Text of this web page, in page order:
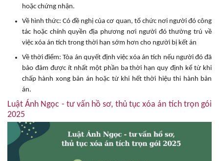
hoặc chứng nhận.
Về hình thức: Có đề nghị của cơ quan, tổ chức nơi người đó công
tác hoặc chính quyền địa phương nơi người đó thường trú về
việc xóa án tích trong thời hạn sớm hơn cho người bị kết án
Về thời điểm: Tòa án quyết định việc xóa án tích nếu người đó đã
bảo đảm được ít nhất một phần ba thời hạn quy định kể từ khi
chấp hành xong bản án hoặc từ khi hết thời hiệu thi hành bản
án.
Luật Ánh Ngọc - tư vấn hồ sơ, thủ tục xóa án tích trọn gói
2025